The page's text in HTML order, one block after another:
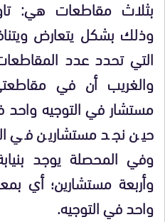
بثلاث مقاطعات هي:
وذلك بشكل يتعارض
التي تحدد عدد
والغريب أن في
مستشار في التوجيه
حين نجد مستشارين في
وفي المحصلة يوجد
وأربعة مستشارين؛ أي
واحد في التوجيه.